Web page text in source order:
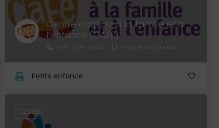
Centre d’appui à la famille et à
l’enfance (CAFE)
604-736-5056 Grand Vancouver
Petite enfance
CLOSED